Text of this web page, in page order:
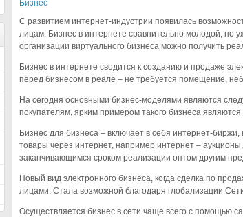
Бизнес
С развитием интернет-индустрии появилась
лицам. Бизнес в интернете сравнительно молодой, но
организации виртуального бизнеса можно получить
Бизнес в интернете сводится к созданию и продаже
перед бизнесом в реале – не требуется помещение,
На сегодня основными бизнес-моделями являются
покупателям, ярким примером такого бизнеса
Бизнес для бизнеса – включает в себя интернет-
товары через интернет, например интернет –
заканчивающимся сроком реализации оптом другим
Новый вид электронного бизнеса, когда сделка по
лицами. Стала возможной благодаря глобализации
Осуществляется бизнес в сети чаще всего с